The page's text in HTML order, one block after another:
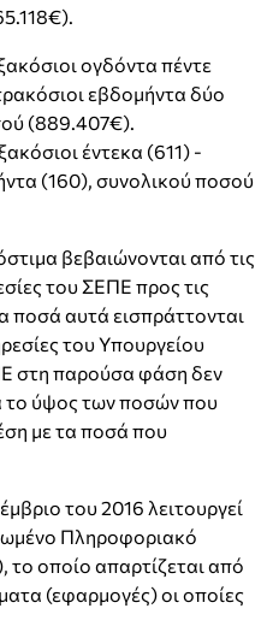
ογδόντα πέντε
εβδομήντα δύο
(889.407€).
έντεκα (611) -
(160), συνολικού ποσού
βεβαιώνονται από τις
του ΣΕΠΕ προς τις
ποσά αυτά εισπράττονται
του Υπουργείου
στη παρούσα φάση δεν
το ύψος των ποσών που
με τα ποσά που
του 2016 λειτουργεί
Πληροφοριακό
οποίο απαρτίζεται από
(εφαρμογές) οι οποίες